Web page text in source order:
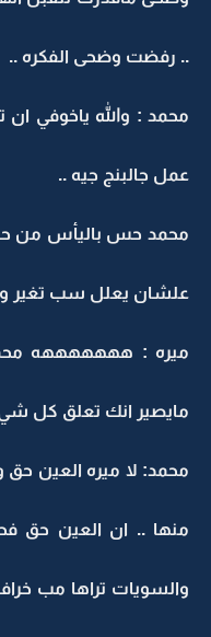
.. رفضت وضحى الفكره ..
محمد : والله ياخوفي
عمل جالبنج جيه ..
محمد حس باليأس من
علشان يعلل سب تغير
ميره : هههههههه
مايصير انك تعلق كل شي
محمد: لا ميره العين
منها .. ان العين حق
والسويات تراها مب